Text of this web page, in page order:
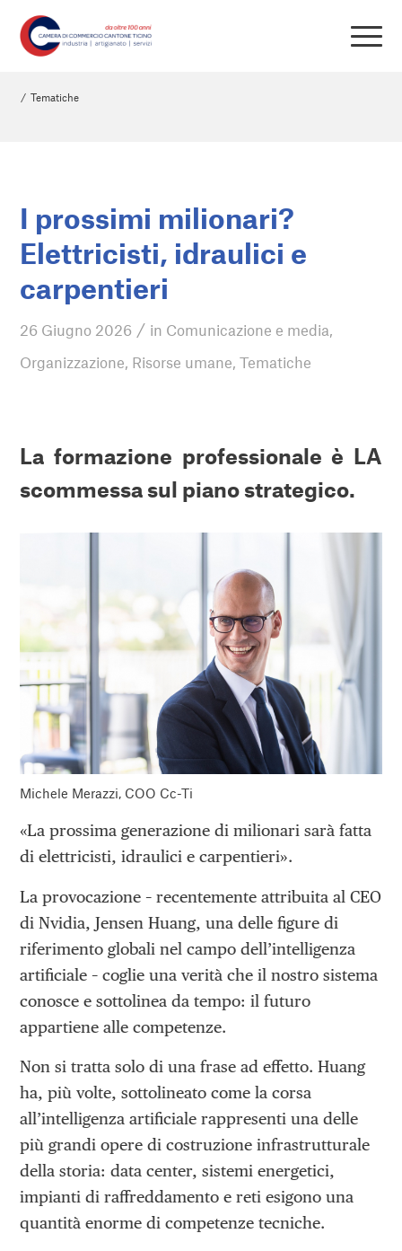
/ Tematiche
I prossimi milionari?
Elettricisti, idraulici e
carpentieri
26 Giugno 2026 / in Comunicazione e media,
Organizzazione, Risorse umane,Tematiche
La formazione professionale è LA
scommessa sul piano strategico.
Michele Merazzi, COO Cc-Ti
«La prossima generazione di milionari sarà fatta
di elettricisti, idraulici e carpentieri».
La provocazione – recentemente attribuita al CEO
di Nvidia, Jensen Huang, una delle figure di
riferimento globali nel campo dell’intelligenza
artificiale – coglie una verità che il nostro sistema
conosce e sottolinea da tempo: il futuro
appartiene alle competenze.
Non si tratta solo di una frase ad effetto. Huang
ha, più volte, sottolineato come la corsa
all’intelligenza artificiale rappresenti una delle
più grandi opere di costruzione infrastrutturale
della storia: data center, sistemi energetici,
impianti di raffreddamento e reti esigono una
quantità enorme di competenze tecniche.